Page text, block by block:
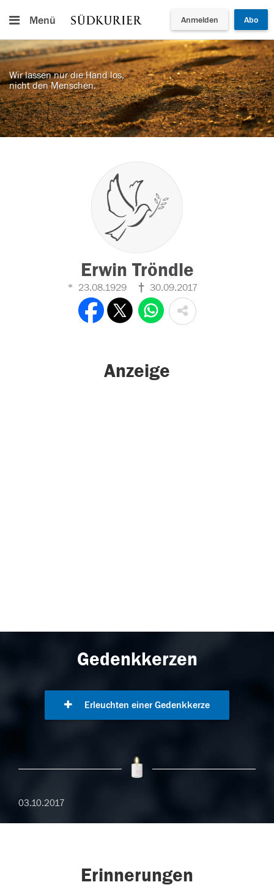
Menü Anmelden Abo
Wir lassen nur die Hand los,
nicht den Menschen.
Erwin Tröndle
23.08.1929 30.09.2017
Anzeige
Gedenkkerzen
Erleuchten einer Gedenkkerze
03.10.2017
Erinnerungen